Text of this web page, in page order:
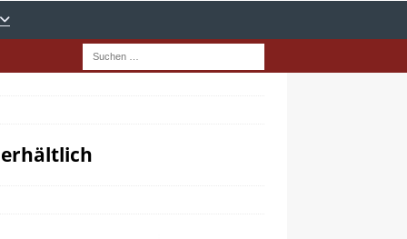
erhältlich